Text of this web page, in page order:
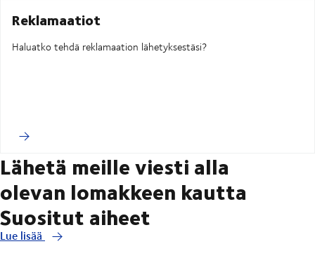
Reklamaatiot
Haluatko tehdä reklamaation lähetyksestäsi?
Lähetä meille viesti alla
olevan lomakkeen kautta
Suositut aiheet
Lue lisää